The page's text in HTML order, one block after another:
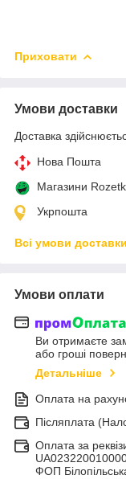
Приховати
Умови доставки
Доставка
Нова Пошта
Магазини
Укрпошта
Всі умови доставки
Умови оплати
Ви отримаєте
або гроші
Детальніше
Оплата на
Післяплата
Оплата за
ФОП